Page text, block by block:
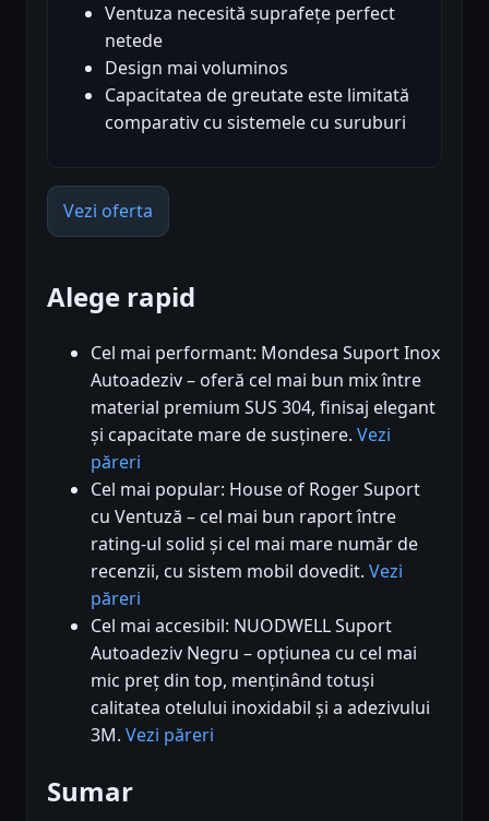
Ventuza necesită suprafețe perfect
netede
Design mai voluminos
Capacitatea de greutate este limitată
comparativ cu sistemele cu suruburi
Vezi oferta
Alege rapid
Cel mai performant: Mondesa Suport Inox
Autoadeziv – oferă cel mai bun mix între
material premium SUS 304, finisaj elegant
și capacitate mare de susținere. Vezi
păreri
Cel mai popular: House of Roger Suport
cu Ventuză – cel mai bun raport între
rating-ul solid și cel mai mare număr de
recenzii, cu sistem mobil dovedit. Vezi
păreri
Cel mai accesibil: NUODWELL Suport
Autoadeziv Negru – opțiunea cu cel mai
mic preț din top, menținând totuși
calitatea otelului inoxidabil și a adezivului
3M. Vezi păreri
Sumar